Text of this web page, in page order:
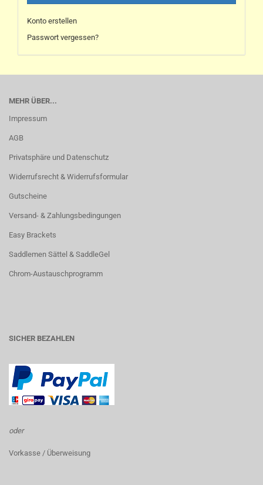
Konto erstellen
Passwort vergessen?
MEHR ÜBER...
Impressum
AGB
Privatsphäre und Datenschutz
Widerrufsrecht & Widerrufsformular
Gutscheine
Versand- & Zahlungsbedingungen
Easy Brackets
Saddlemen Sättel & SaddleGel
Chrom-Austauschprogramm
SICHER BEZAHLEN
oder
Vorkasse / Überweisung